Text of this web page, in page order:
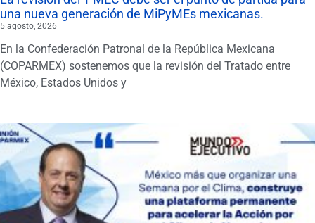
una nueva generación de MiPyMEs mexicanas.
5 agosto, 2026
En la Confederación Patronal de la República Mexicana
(COPARMEX) sostenemos que la revisión del Tratado entre
México, Estados Unidos y